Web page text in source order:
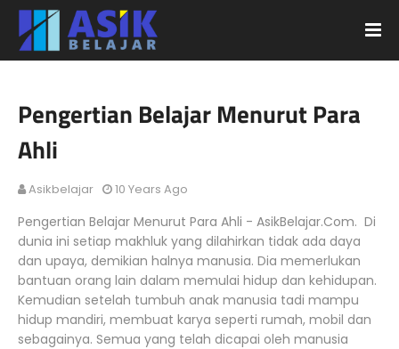
Pengertian Belajar Menurut Para
Ahli
Asikbelajar 10 Years Ago
Pengertian Belajar Menurut Para Ahli - AsikBelajar.Com. Di
dunia ini setiap makhluk yang dilahirkan tidak ada daya
dan upaya, demikian halnya manusia. Dia memerlukan
bantuan orang lain dalam memulai hidup dan kehidupan.
Kemudian setelah tumbuh anak manusia tadi mampu
hidup mandiri, membuat karya seperti rumah, mobil dan
sebagainya. Semua yang telah dicapai oleh manusia